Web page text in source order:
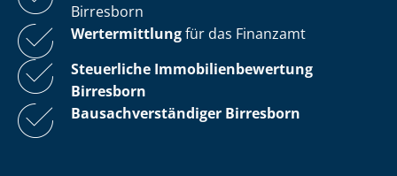
Birresborn
Wertermittlungfür das Finanzamt
Steuerliche Im­mo­bi­li­en­be­wer­tung
Birresborn
Bau­sach­ver­stän­di­ger Birresborn